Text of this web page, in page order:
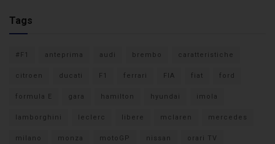
Tags
#F1 anteprima audi brembo caratteristiche
citroen ducati F1 ferrari FIA fiat ford
formula E gara hamilton hyundai imola
lamborghini leclerc libere mclaren mercedes
milano monza motoGP nissan orari TV